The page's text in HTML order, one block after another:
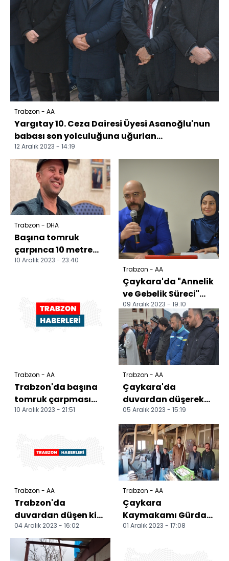
Trabzon - AA
Yargıtay 10. Ceza Dairesi Üyesi Asanoğlu'nun
babası son yolculuğuna uğurlan...
12 Aralık 2023 - 14:19
Trabzon - DHA
Başına tomruk
çarpınca 10 metre
yüksekten düşüp
10 Aralık 2023 - 23:40
Trabzon - AA
Trabzon'da başına
tomruk çarpması
sonucu yaklaşık 10
10 Aralık 2023 - 21:51
Trabzon - AA
Çaykara'da "Annelik
ve Gebelik Süreci"
semineri
gerçekleştirildi
09 Aralık 2023 - 19:10
Trabzon - AA
Çaykara'da
duvardan düşerek
ölen kişinin cenazesi
defnedildi
05 Aralık 2023 - 15:19
Trabzon - AA
Trabzon'da
duvardan düşen kişi
öldü
04 Aralık 2023 - 16:02
Trabzon - AA
Çaykara
Kaymakamı Gürdal
Erbek'den mahalle
01 Aralık 2023 - 17:08